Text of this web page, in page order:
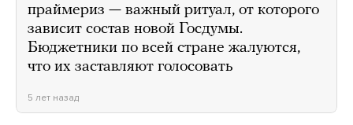
праймериз — важный ритуал, от которого
зависит состав новой Госдумы.
Бюджетники по всей стране жалуются,
что их заставляют голосовать
5 лет назад